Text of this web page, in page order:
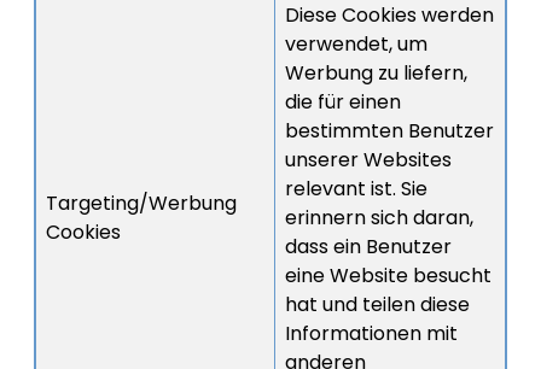
Targeting/Werbung
Cookies
Diese Cookies werden
verwendet, um
Werbung zu liefern,
die für einen
bestimmten Benutzer
unserer Websites
relevant ist. Sie
erinnern sich daran,
dass ein Benutzer
eine Website besucht
hat und teilen diese
Informationen mit
anderen